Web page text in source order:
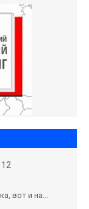
вот и на...